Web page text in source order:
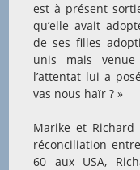
est à présent
qu’elle avait
de ses filles
unis mais venue
l’attentat lui a
vas nous haïr ? »
Marike et
réconciliation
60 aux USA,